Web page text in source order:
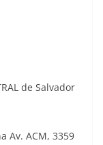
de Salvador
Av. ACM, 3359